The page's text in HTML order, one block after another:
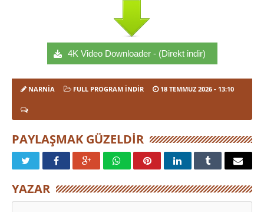
4K Video Downloader - (Direkt indir)
NARNIA FULL PROGRAM INDIR 18 TEMMUZ 2026 - 13:10
PAYLAŞMAK GÜZELDIR
YAZAR